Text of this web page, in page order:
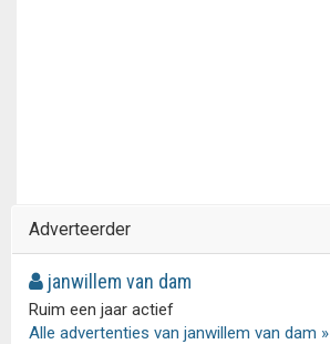
Adverteerder
janwillem van dam
Ruim een jaar actief
Alle advertenties van janwillem van dam »